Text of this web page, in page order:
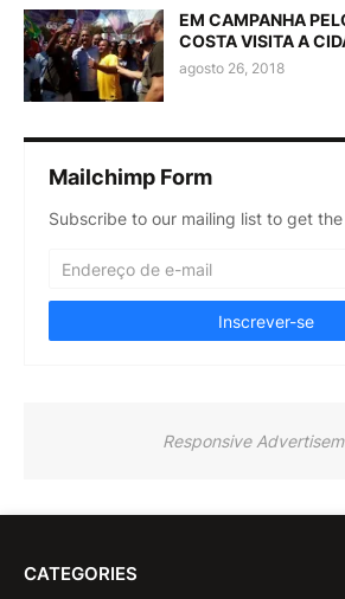
EM CAMPANHA
COSTA VISITA A
agosto 26, 2018
Mailchimp Form
Subscribe to our mailing list to get
Responsive
CATEGORIES